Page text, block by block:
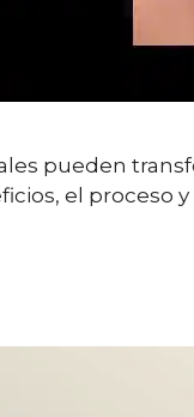
pueden
el proceso